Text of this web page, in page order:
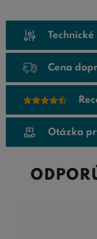
Cena
Otázka